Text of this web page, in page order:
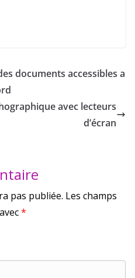
documents accessibles a
avec lecteurs
d’écran
pas publiée. Les champs
*